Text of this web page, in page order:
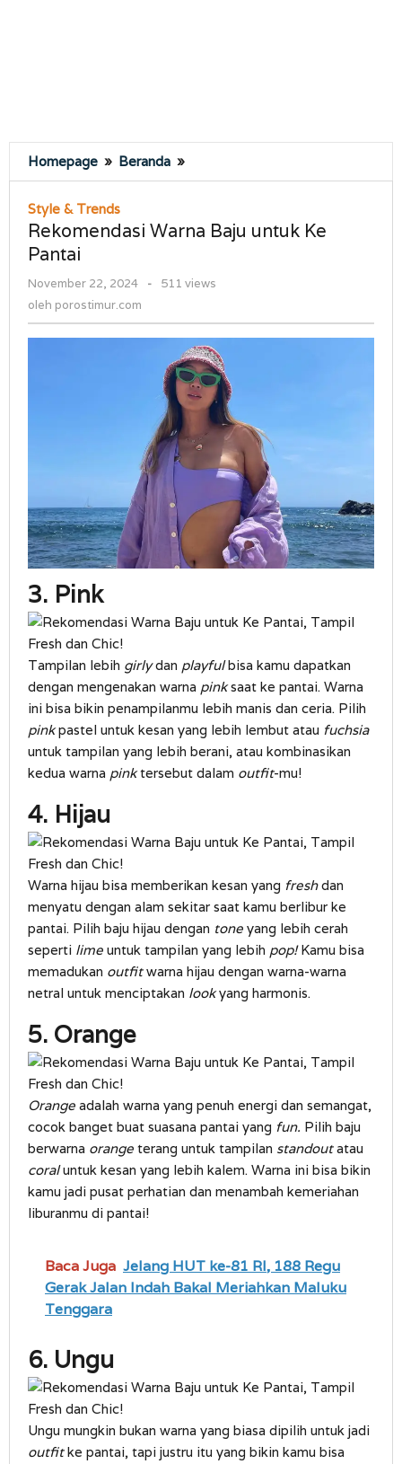
Homepage » Beranda »
Warna
untuk
Ke
Style & Trends
Rekomendasi Warna Baju untuk Ke
Pantai
November 22, 2024
oleh
-
511 views
oleh porostimur.com
3. Pink
Tampilan lebih girlydan playfulbisa kamu dapatkan
dengan mengenakan warna pinksaat ke pantai. Warna
ini bisa bikin penampilanmu lebih manis dan ceria. Pilih
pinkpastel untuk kesan yang lebih lembut atau fuchsia
untuk tampilan yang lebih berani, atau kombinasikan
kedua warna pinktersebut dalam outfit-mu!
4. Hijau
Warna hijau bisa memberikan kesan yang freshdan
menyatu dengan alam sekitar saat kamu berlibur ke
pantai. Pilih baju hijau dengan tone yang lebih cerah
seperti lime untuk tampilan yang lebih pop!Kamu bisa
memadukan outfitwarna hijau dengan warna-warna
netral untuk menciptakan lookyang harmonis.
5. Orange
Orange adalah warna yang penuh energi dan semangat,
cocok banget buat suasana pantai yang fun. Pilih baju
berwarna orange terang untuk tampilan standoutatau
coraluntuk kesan yang lebih kalem. Warna ini bisa bikin
kamu jadi pusat perhatian dan menambah kemeriahan
liburanmu di pantai!
Baca Juga Jelang HUT ke-81 RI, 188 Regu
Gerak Jalan Indah Bakal Meriahkan Maluku
Tenggara
6. Ungu
Ungu mungkin bukan warna yang biasa dipilih untuk jadi
outfitke pantai, tapi justru itu yang bikin kamu bisa